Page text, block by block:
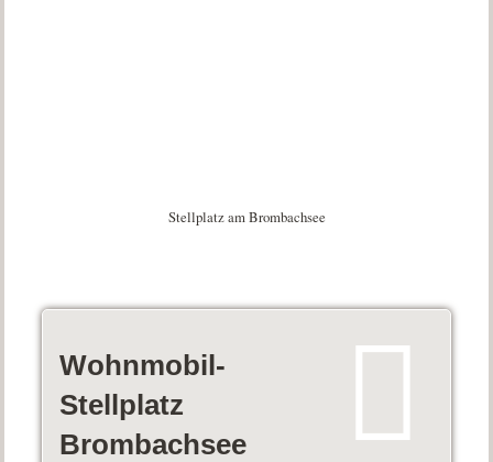
Stellplatz am Brombachsee
Wohnmobil-
Stellplatz
Brombachsee